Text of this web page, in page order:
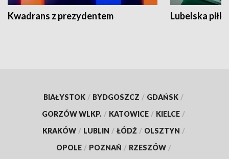
Kwadrans z prezydentem Lubelska piłka
BIAŁYSTOK / BYDGOSZCZ / GDAŃSK /
GORZÓW WLKP. / KATOWICE / KIELCE /
KRAKÓW / LUBLIN / ŁÓDŹ / OLSZTYN /
OPOLE / POZNAŃ / RZESZÓW /